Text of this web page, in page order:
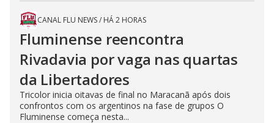
CANAL FLU NEWS/ HÁ 2 HORAS
Fluminense reencontra
Rivadavia por vaga nas quartas
da Libertadores
Tricolor inicia oitavas de final no Maracanã após dois
confrontos com os argentinos na fase de grupos O
Fluminense começa nesta...